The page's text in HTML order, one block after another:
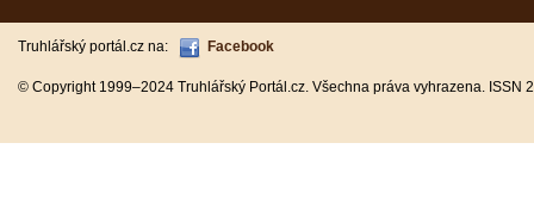
Truhlářský portál.cz na: Facebook
© Copyright 1999–2024 Truhlářský Portál.cz. Všechna práva vyhrazena.